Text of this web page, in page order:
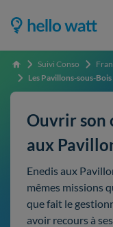
Accueil Suivi Conso
Les Pavillons-sous-Bois
Ouvrir son
aux
Enedis aux
mêmes missions
que fait le
avoir recours à